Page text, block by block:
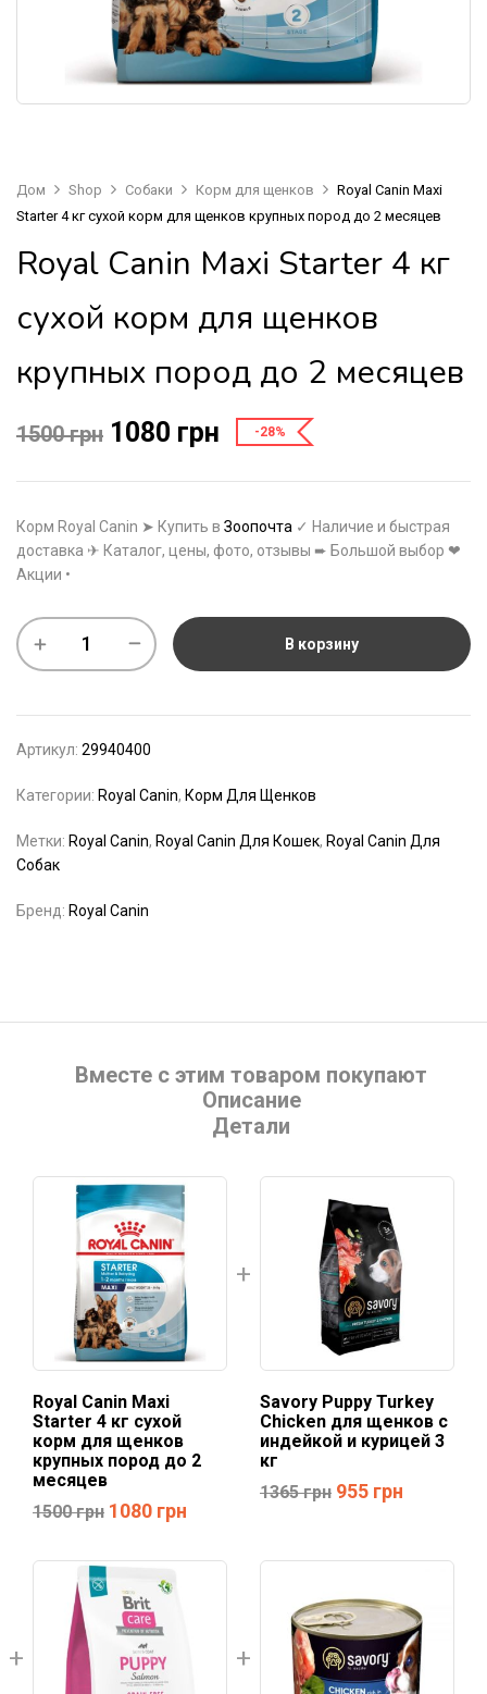
Дом Shop Собаки Корм для щенков
Royal Canin Maxi
Starter 4 кг сухой корм для щенков крупных пород до 2 месяцев
Royal Canin Maxi Starter 4 кг
сухой корм для щенков
крупных пород до 2 месяцев
1500грн 1080 грн -28%
Корм Royal Canin ➤ Купить в Зоопочта ✓ Наличие и быстрая
доставка ✈ Каталог, цены, фото, отзывы ➨ Большой выбор ❤
Акции •
В корзину
Артикул: 29940400
Категории: Royal Canin, Корм Для Щенков
Метки: Royal Canin, Royal Canin Для Кошек, Royal Canin Для
Собак
Бренд: Royal Canin
Вместе с этим товаром покупают
Описание
Детали
Royal Canin Maxi
Starter 4 кг сухой
корм для щенков
крупных пород до 2
месяцев
1500грн 1080 грн
Savory Puppy Turkey
Chicken для щенков с
индейкой и курицей 3
кг
1365грн 955 грн